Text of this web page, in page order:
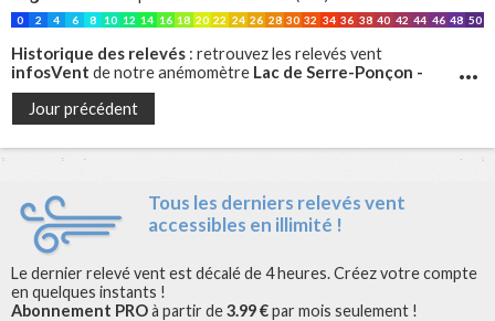
0 2 4 6 8 10 12 14 16 18 20 22 24 26 28 30 32 34 36 38 40 42 44 46 48 50
Historique des relevés : retrouvez les relevés vent
infosVent de notre anémomètre Lac de Serre-Ponçon -
Altitude Kite - Boscodon
Jour précédent
Tous les derniers relevés vent
accessibles en illimité !
Le dernier relevé vent est décalé de 4 heures. Créez votre compte
en quelques instants !
Abonnement PROà partir de3.99 €par mois seulement !